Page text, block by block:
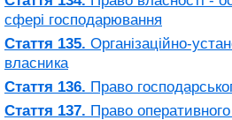
сфері господарювання
Стаття 135. Організаційно-
власника
Стаття 136. Право
Стаття 137. Право